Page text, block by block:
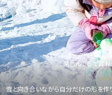
楽しんでるで賞
雪と向き合いながら自分だけの形を